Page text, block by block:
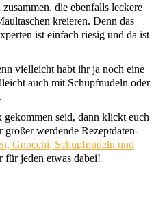
die eben­falls lecke­re
kre­ieren. Denn das
ist ein­fach rie­sig und da ist
viel­leicht habt ihr ja noch eine
auch mit Schupf­nu­deln oder
seid, dann klickt euch
grö­ßer wer­den­de Rezept­da­ten­
Gnoc­chi, Schupf­nu­deln und
für jeden etwas dabei!